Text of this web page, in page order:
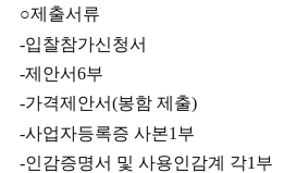
○제출서류
-입찰참가신청서
-제안서6부
-가격제안서(봉함 제출)
-사업자등록증 사본1 부
-인감증명서 및 사용인감계 각1 부